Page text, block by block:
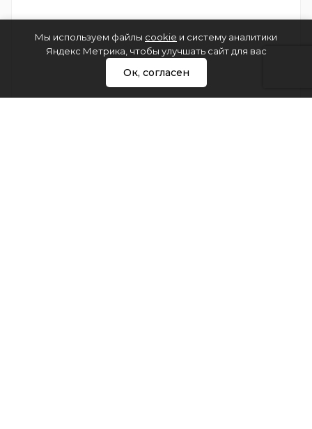
Мы используем файлы cookie и систему аналитики
Яндекс Метрика, чтобы улучшать сайт для вас
Ок, согласен